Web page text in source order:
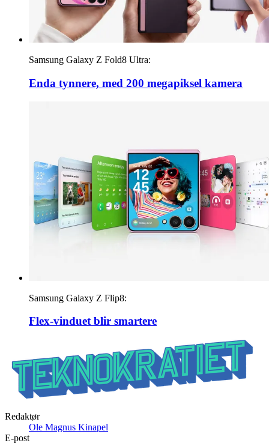
Samsung Galaxy Z Fold8 Ultra:
Enda tynnere, med 200 megapiksel kamera
Samsung Galaxy Z Flip8:
Flex-vinduet blir smartere
Redaktør
Ole Magnus Kinapel
E-post